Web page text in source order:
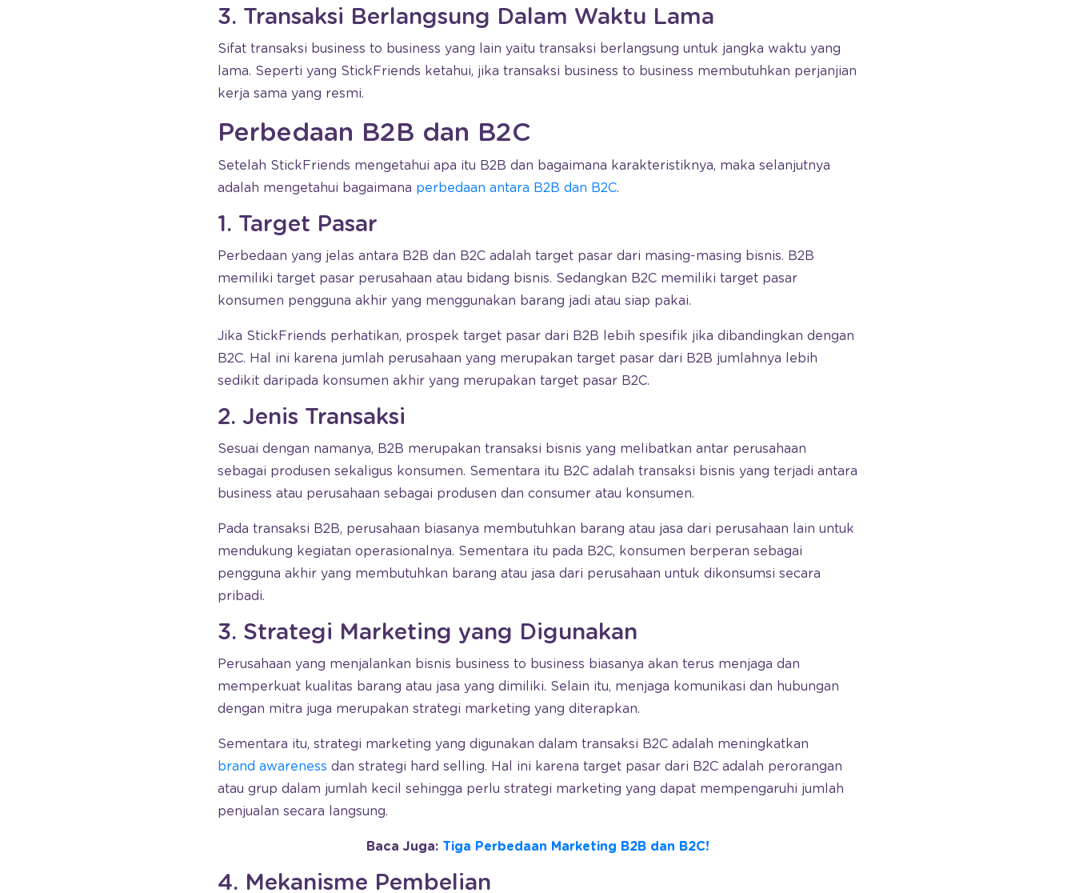
3. Transaksi Berlangsung Dalam Waktu Lama
Sifat transaksi business to business yang lain yaitu transaksi berlangsung untuk jangka waktu yang
lama. Seperti yang StickFriends ketahui, jika transaksi business to business membutuhkan perjanjian
kerja sama yang resmi.
Perbedaan B2B dan B2C
Setelah StickFriends mengetahui apa itu B2B dan bagaimana karakteristiknya, maka selanjutnya
adalah mengetahui bagaimana perbedaan antara B2B dan B2C.
1. Target Pasar
Perbedaan yang jelas antara B2B dan B2C adalah target pasar dari masing-masing bisnis. B2B
memiliki target pasar perusahaan atau bidang bisnis. Sedangkan B2C memiliki target pasar
konsumen pengguna akhir yang menggunakan barang jadi atau siap pakai.
Jika StickFriends perhatikan, prospek target pasar dari B2B lebih spesifik jika dibandingkan dengan
B2C. Hal ini karena jumlah perusahaan yang merupakan target pasar dari B2B jumlahnya lebih
sedikit daripada konsumen akhir yang merupakan target pasar B2C.
2. Jenis Transaksi
Sesuai dengan namanya, B2B merupakan transaksi bisnis yang melibatkan antar perusahaan
sebagai produsen sekaligus konsumen. Sementara itu B2C adalah transaksi bisnis yang terjadi antara
business atau perusahaan sebagai produsen dan consumer atau konsumen.
Pada transaksi B2B, perusahaan biasanya membutuhkan barang atau jasa dari perusahaan lain untuk
mendukung kegiatan operasionalnya. Sementara itu pada B2C, konsumen berperan sebagai
pengguna akhir yang membutuhkan barang atau jasa dari perusahaan untuk dikonsumsi secara
pribadi.
3. Strategi Marketing yang Digunakan
Perusahaan yang menjalankan bisnis business to business biasanya akan terus menjaga dan
memperkuat kualitas barang atau jasa yang dimiliki. Selain itu, menjaga komunikasi dan hubungan
dengan mitra juga merupakan strategi marketing yang diterapkan.
Sementara itu, strategi marketing yang digunakan dalam transaksi B2C adalah meningkatkan
brand awareness dan strategi hard selling. Hal ini karena target pasar dari B2C adalah perorangan
atau grup dalam jumlah kecil sehingga perlu strategi marketing yang dapat mempengaruhi jumlah
penjualan secara langsung.
Baca Juga: Tiga Perbedaan Marketing B2B dan B2C!
4. Mekanisme Pembelian